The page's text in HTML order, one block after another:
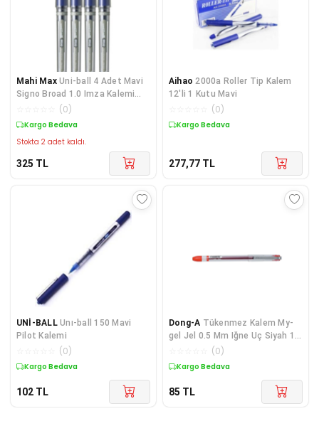
Mahi Max Uni-ball 4 Adet Mavi
Signo Broad 1.0 Imza Kalemi
(0)
Kargo Bedava
Stokta 2 adet kaldı.
325 TL
Aihao 2000a Roller Tip Kalem
12'li 1 Kutu Mavi
(0)
Kargo Bedava
277,77 TL
UNİ-BALL Unı-ball 150 Mavi
Pilot Kalemi
(0)
Kargo Bedava
102 TL
Dong-A Tükenmez Kalem My-
gel Jel 0.5 Mm Iğne Uç Siyah 1
Adet 201110
(0)
Kargo Bedava
85 TL